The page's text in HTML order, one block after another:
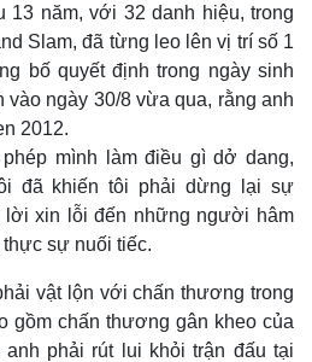
13 năm, với 32 danh hiệu, trong
Slam, đã từng leo lên vị trí số 1
bố quyết định trong ngày sinh
vào ngày 30/8 vừa qua, rằng anh
2012.
mình làm điều gì dở dang,
đã khiến tôi phải dừng lại sự
lời xin lỗi đến những người hâm
thực sự nuối tiếc.
vật lộn với chấn thương trong
gồm chấn thương gân kheo của
phải rút lui khỏi trận đấu tại